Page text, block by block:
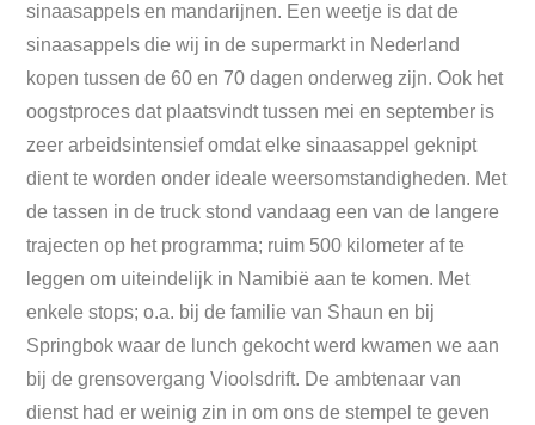
sinaasappels en mandarijnen. Een weetje is dat de
sinaasappels die wij in de supermarkt in Nederland
kopen tussen de 60 en 70 dagen onderweg zijn. Ook het
oogstproces dat plaatsvindt tussen mei en september is
zeer arbeidsintensief omdat elke sinaasappel geknipt
dient te worden onder ideale weersomstandigheden. Met
de tassen in de truck stond vandaag een van de langere
trajecten op het programma; ruim 500 kilometer af te
leggen om uiteindelijk in Namibië aan te komen. Met
enkele stops; o.a. bij de familie van Shaun en bij
Springbok waar de lunch gekocht werd kwamen we aan
bij de grensovergang Vioolsdrift. De ambtenaar van
dienst had er weinig zin in om ons de stempel te geven